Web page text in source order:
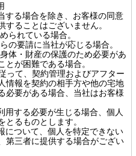
する場合を除き、お客様の同意
ることはございません。
られている場合。
の要請に当社が応じる場合。
体・財産の保護のため必要があ
とが困難である場合。
って、契約管理およびアフター
情報を契約の相手方や他の宅地
必要がある場合、当社はお客様
用する必要が生じる場合、個人
るものとします。
について、個人を特定できない
第三者に提供する場合がござい